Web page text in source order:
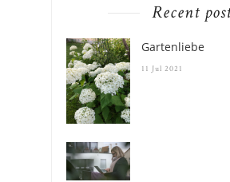
Recent
Gartenliebe
11 Jul 2021